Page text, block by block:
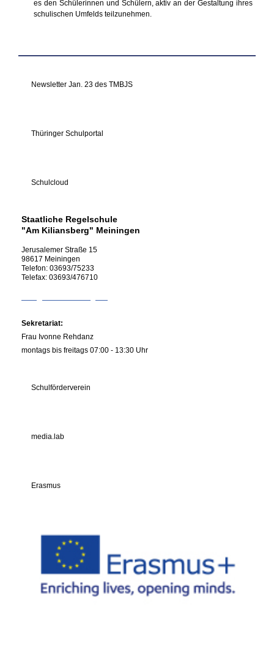
es den Schülerinnen und Schülern, aktiv an der Gestaltung ihres
schulischen Umfelds teilzunehmen.
Newsletter Jan. 23 des TMBJS
Thüringer Schulportal
Schulcloud
Staatliche Regelschule
"Am Kiliansberg" Meiningen
Jerusalemer Straße 15
98617 Meiningen
Telefon: 03693/75233
Telefax: 03693/476710
Sekretariat:
Frau Ivonne Rehdanz
montags bis freitags 07:00 - 13:30 Uhr
Schulförderverein
media.lab
Erasmus